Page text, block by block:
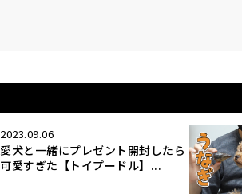
2023.09.06
愛犬と一緒にプレゼント開封したら
可愛すぎた【トイプードル】...